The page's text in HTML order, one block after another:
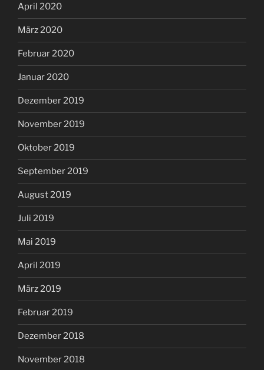
April 2020
März 2020
Februar 2020
Januar 2020
Dezember 2019
November 2019
Oktober 2019
September 2019
August 2019
Juli 2019
Mai 2019
April 2019
März 2019
Februar 2019
Dezember 2018
November 2018